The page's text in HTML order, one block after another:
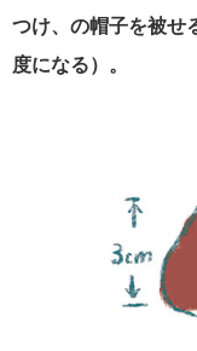
つけ、の帽子を被せ
度になる）。